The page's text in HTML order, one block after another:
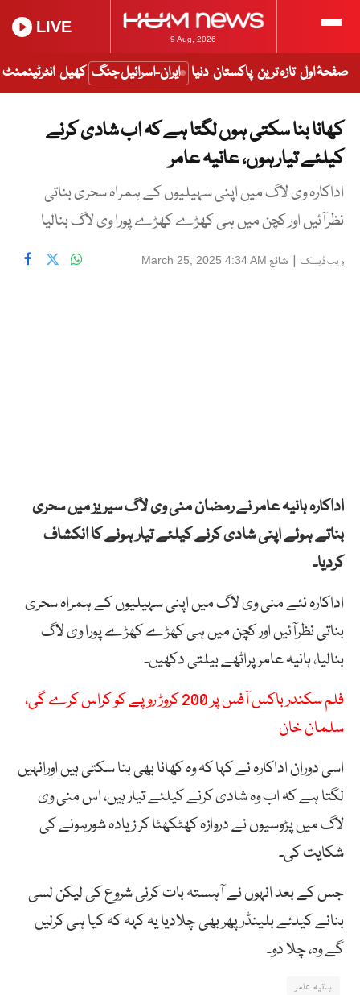
9 Aug, 2026
LIVE
صفحۂ اول تازہ ترین پاکستان دنیا ایران-اسرائیل جنگ کھیل انٹرٹینمنٹ
کھانا بنا سکتی ہوں لگتا ہے کہ اب شادی کرنے
کیلئے تیار ہوں، عانیہ عامر
اداکارہ وی لاگ میں اپنی سہیلیوں کے ہمراہ سحری بناتی
نظرآئیں اور کچن میں ہی کھڑے کھڑے پورا وی لاگ بنالیا
ویب ڈیسک | شائع March 25, 2025 4:34 AM
اداکارہ ہانیہ عامر نے رمضان منی وی لاگ سیریز میں سحری
بناتے ہوئے اپنی شادی کرنے کیلئے تیار ہونے کا انکشاف
کردیا۔
اداکارہ نئے منی وی لاگ میں اپنی سہیلیوں کے ہمراہ سحری
بناتی نظرآئیں اور کچن میں ہی کھڑے کھڑے پورا وی لاگ
بنالیا، ہانیہ عامر پراٹھے بیلتی دکھیں۔
فلم سکندر باکس آفس پر 200 کروڑ روپے کو کراس کرے گی،
سلمان خان
اسی دوران اداکارہ نے کہا کہ وہ کھانا بھی بنا سکتی ہیں اورانہیں
لگتا ہے کہ اب وہ شادی کرنے کیلئے تیار ہیں، اس منی وی
لاگ میں پڑوسیوں نے دروازہ کھٹکھٹا کر زیادہ شورہونے کی
شکایت کی۔
جس کے بعد انہوں نے آہستہ بات کرنی شروع کی لیکن لسی
بنانے کیلئے بلینڈر پھر بھی چلادیا یہ کہہ کہ کیا ہی کرلیں
گے وہ، چلا دو۔
ہانیہ عامر